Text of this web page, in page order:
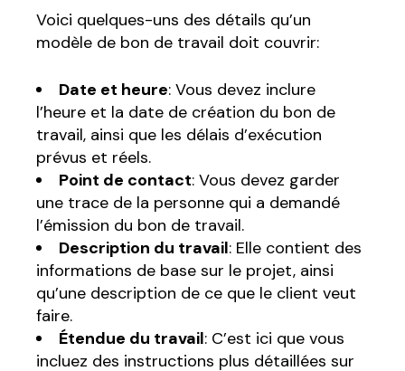
Voici quelques-uns des détails qu’un
modèle de bon de travail doit couvrir:
Date et heure: Vous devez inclure
l’heure et la date de création du bon de
travail, ainsi que les délais d’exécution
prévus et réels.
Point de contact: Vous devez garder
une trace de la personne qui a demandé
l’émission du bon de travail.
Description du travail: Elle contient des
informations de base sur le projet, ainsi
qu’une description de ce que le client veut
faire.
Étendue du travail: C’est ici que vous
incluez des instructions plus détaillées sur